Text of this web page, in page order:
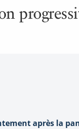
après la